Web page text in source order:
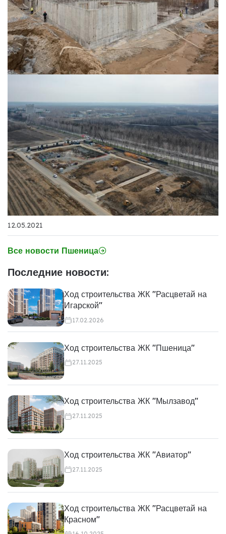
12.05.2021
Все новости Пшеница
Последние новости:
Ход строительства ЖК "Расцветай на
Игарской"
17.02.2026
Ход строительства ЖК "Пшеница"
27.11.2025
Ход строительства ЖК "Мылзавод"
27.11.2025
Ход строительства ЖК "Авиатор"
27.11.2025
Ход строительства ЖК "Расцветай на
Красном"